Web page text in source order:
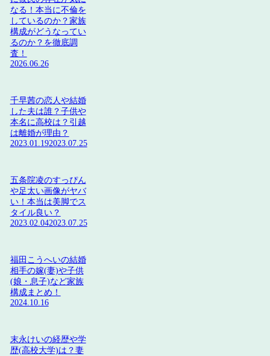
なる！本当に不倫を
しているのか？家族
構成がどうなってい
るのか？を徹底調
査！
2026.06.26
千早茜の恋人や結婚
した夫は誰？子供や
本名に高校は？引越
は離婚が理由？
2023.01.192023.07.25
五条院凌のすっぴん
や足太い画像がヤバ
い！本当は美脚でス
タイル良い？
2023.02.042023.07.25
福田こうへいの結婚
相手の嫁(妻)や子供
(娘・息子)など家族
構成まとめ！
2024.10.16
末永けいの経歴や学
歴(高校大学)は？妻